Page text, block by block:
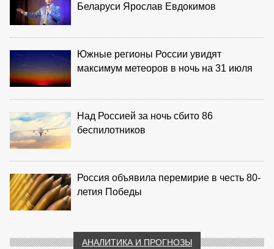
Беларуси Ярослав Евдокимов
Южные регионы России увидят
максимум метеоров в ночь на 31 июля
Над Россией за ночь сбито 86
беспилотников
Россия объявила перемирие в честь 80-
летия Победы
АНАЛИТИКА И ПРОГНОЗЫ